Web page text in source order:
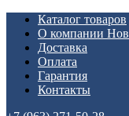
Каталог товаров
О компании
Доставка
Оплата
Гарантия
Контакты